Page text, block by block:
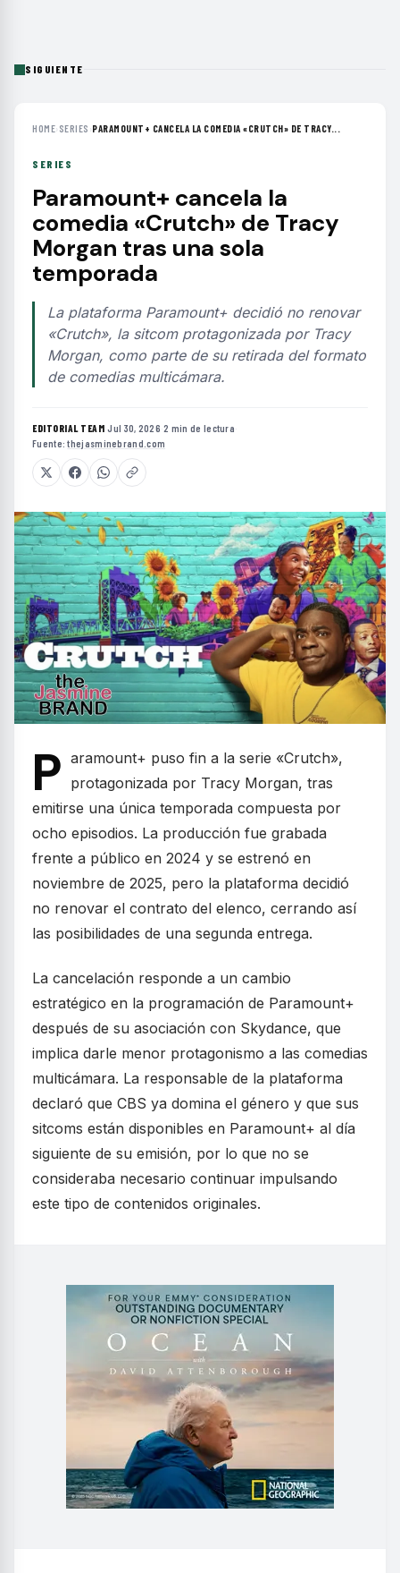
SIGUIENTE
HOME› SERIES ›PARAMOUNT+ CANCELA LA COMEDIA «CRUTCH» DE TRACY...
SERIES
Paramount+ cancela la
comedia «Crutch» de Tracy
Morgan tras una sola
temporada
La plataforma Paramount+ decidió no renovar
«Crutch», la sitcom protagonizada por Tracy
Morgan, como parte de su retirada del formato
de comedias multicámara.
EDITORIAL TEAM·Jul 30, 2026·2 min de lectura·
Fuente:thejasminebrand.com
P aramount+ puso fin a la serie «Crutch»,
protagonizada por Tracy Morgan, tras
emitirse una única temporada compuesta por
ocho episodios. La producción fue grabada
frente a público en 2024 y se estrenó en
noviembre de 2025, pero la plataforma decidió
no renovar el contrato del elenco, cerrando así
las posibilidades de una segunda entrega.
La cancelación responde a un cambio
estratégico en la programación de Paramount+
después de su asociación con Skydance, que
implica darle menor protagonismo a las comedias
multicámara. La responsable de la plataforma
declaró que CBS ya domina el género y que sus
sitcoms están disponibles en Paramount+ al día
siguiente de su emisión, por lo que no se
consideraba necesario continuar impulsando
este tipo de contenidos originales.